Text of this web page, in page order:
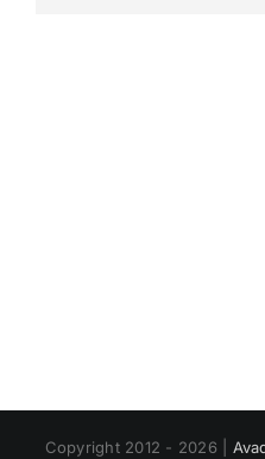
Copyright 2012 - 2026 |